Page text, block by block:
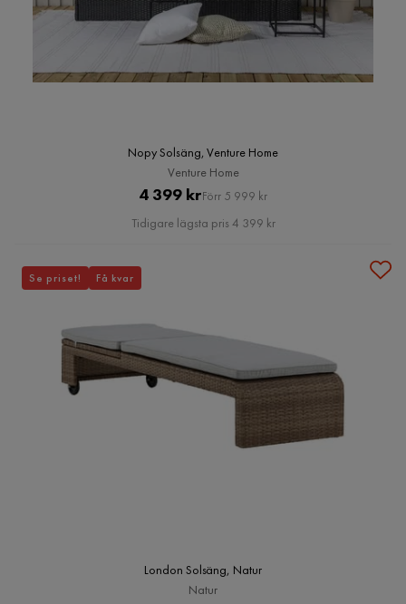
Nopy Solsäng, Venture Home
Venture Home
Pris
4 399 krOriginal
Pris
Förr 5 999 kr
Tidigare lägsta pris 4 399 kr
London Solsäng, Natur
Natur
Se priset! Få kvar